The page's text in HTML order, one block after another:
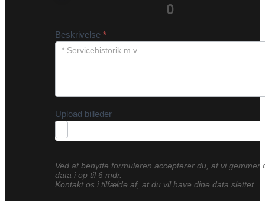
0
Beskrivelse *
Upload billeder
Ved at benytte formularen accepterer du, at vi gemmer
data i op til 6 mdr.
Kontakt os i tilfælde af, at du vil have dine data slettet.